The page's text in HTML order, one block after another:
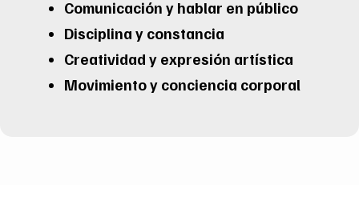
Comunicación y hablar en público
Disciplina y constancia
Creatividad y expresión artística
Movimiento y conciencia corporal